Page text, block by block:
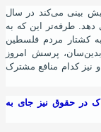
بینی می‌کند در سال
دهد. طرفه‌تر این ‌که به
کشتار مردم فلسطین
سان، پرسش امروز
نیز کدام منافع مشترک
در حقوق نیز جای به